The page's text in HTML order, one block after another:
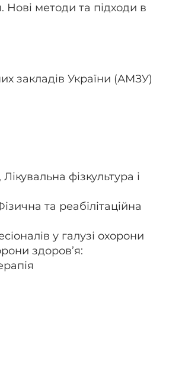
Нові методи та підходи в
закладів України (АМЗУ)
фізкультура і
та реабілітаційна
у галузі охорони
здоров’я: